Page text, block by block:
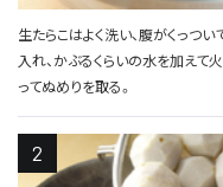
生たらこはよく洗い、腹がくっつ
入れ、かぶるくらいの水を加えて
ってぬめりを取る。